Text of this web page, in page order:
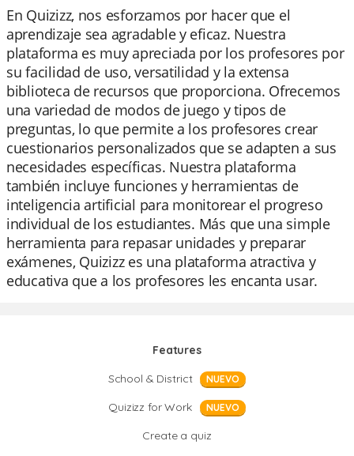
En Quizizz, nos esforzamos por hacer que el
aprendizaje sea agradable y eficaz. Nuestra
plataforma es muy apreciada por los profesores por
su facilidad de uso, versatilidad y la extensa
biblioteca de recursos que proporciona. Ofrecemos
una variedad de modos de juego y tipos de
preguntas, lo que permite a los profesores crear
cuestionarios personalizados que se adapten a sus
necesidades específicas. Nuestra plataforma
también incluye funciones y herramientas de
inteligencia artificial para monitorear el progreso
individual de los estudiantes. Más que una simple
herramienta para repasar unidades y preparar
exámenes, Quizizz es una plataforma atractiva y
educativa que a los profesores les encanta usar.
Features
School & District
NUEVO
Quizizz for Work NUEVO
Create a quiz